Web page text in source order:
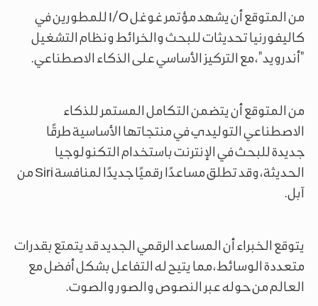
من المتوقع أن يشهد مؤتمر غوغل I/O للمطورين في
كاليفورنيا تحديثات للبحث والخرائط ونظام التشغيل
"أندرويد"، مع التركيز الأساسي على الذكاء الاصطناعي.
من المتوقع أن يتضمن التكامل المستمر للذكاء
الاصطناعي التوليدي في منتجاتها الأساسية طرقًا
جديدة للبحث في الإنترنت باستخدام التكنولوجيا
الحديثة، وقد تطلق مساعدًا رقميًا جديدًا لمنافسة Siri من
آبل.
يتوقع الخبراء أن المساعد الرقمي الجديد قد يتمتع بقدرات
متعددة الوسائط، مما يتيح له التفاعل بشكل أفضل مع
العالم من حوله عبر النصوص والصور والصوت.